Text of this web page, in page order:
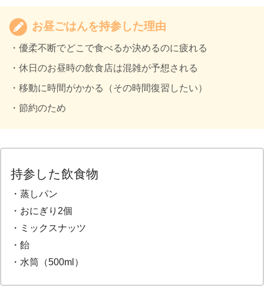
お昼ごはんを持参した理由
・優柔不断でどこで食べるか決めるのに疲れる
・休日のお昼時の飲食店は混雑が予想される
・移動に時間がかかる（その時間復習したい）
・節約のため
持参した飲食物
・蒸しパン
・おにぎり2個
・ミックスナッツ
・飴
・水筒（500ml）